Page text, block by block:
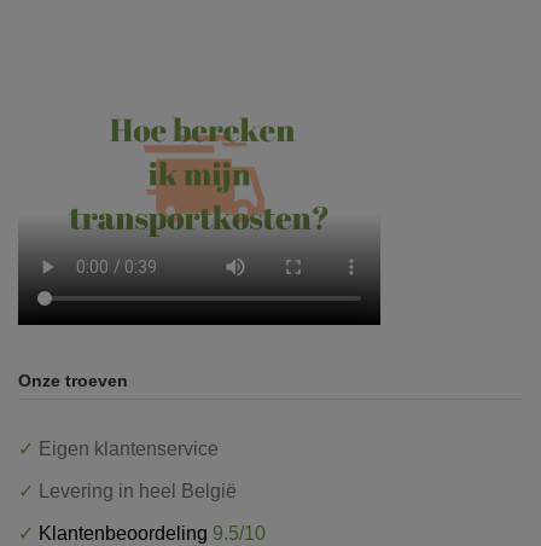
Onze troeven
✓ Eigen klantenservice
✓ Levering in heel België
✓ Klantenbeoordeling 9.5/10